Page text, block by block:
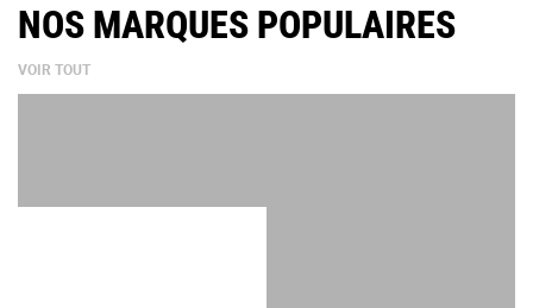
NOS MARQUES POPULAIRES
VOIR TOUT